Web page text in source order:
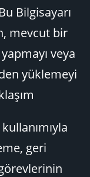
Bilgisayarı
mevcut bir
veya
yüklemeyi
geri